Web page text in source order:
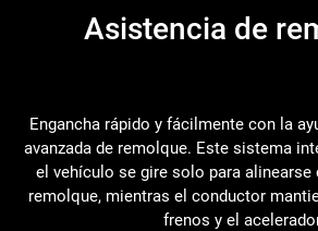
Asistencia de
Engancha rápido y fácilmente con la
avanzada de remolque. Este sistema
el vehículo se gire solo para alinearse
remolque, mientras el conductor
frenos y el